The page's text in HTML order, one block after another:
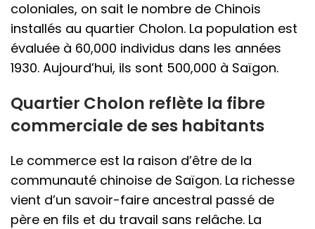
coloniales, on sait le nombre de Chinois
installés au quartier Cholon. La population est
évaluée à 60,000 individus dans les années
1930. Aujourd’hui, ils sont 500,000 à Saïgon.
Quartier Cholon reflète la fibre
commerciale de ses habitants
Le commerce est la raison d’être de la
communauté chinoise de Saïgon. La richesse
vient d’un savoir-faire ancestral passé de
père en fils et du travail sans relâche. La